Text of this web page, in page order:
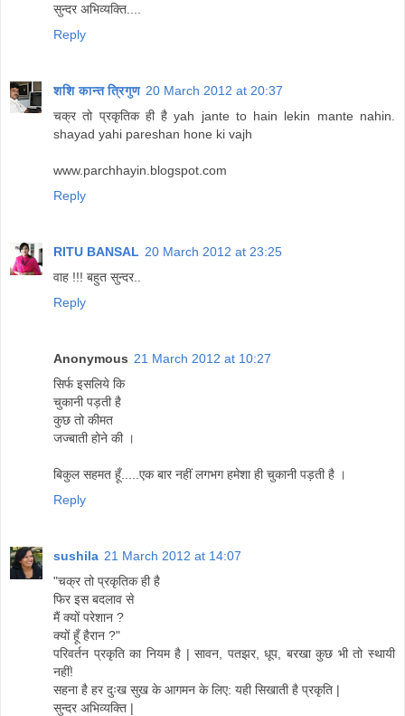
सुन्दर अभिव्यक्ति....
Reply
शशि कान्त त्रिगुण 20 March 2012 at 20:37
चक्र तो प्रकृतिक ही है yah jante to hain lekin mante nahin.
shayad yahi pareshan hone ki vajh
www.parchhayin.blogspot.com
Reply
RITU BANSAL 20 March 2012 at 23:25
वाह !!! बहुत सुन्दर..
Reply
Anonymous 21 March 2012 at 10:27
सिर्फ इसलिये कि
चुकानी पड़ती है
कुछ तो कीमत
जज्बाती होने की ।
बिकुल सहमत हूँ.....एक बार नहीं लगभग हमेशा ही चुकानी पड़ती है ।
Reply
sushila 21 March 2012 at 14:07
"चक्र तो प्रकृतिक ही है
फिर इस बदलाव से
मैं क्यों परेशान ?
क्यों हूँ हैरान ?"
परिवर्तन प्रकृति का नियम है | सावन, पतझर, धूप, बरखा कुछ भी तो स्थायी
नहीं!
सहना है हर दुःख सुख के आगमन के लिए: यही सिखाती है प्रकृति |
सुन्दर अभिव्यक्ति |